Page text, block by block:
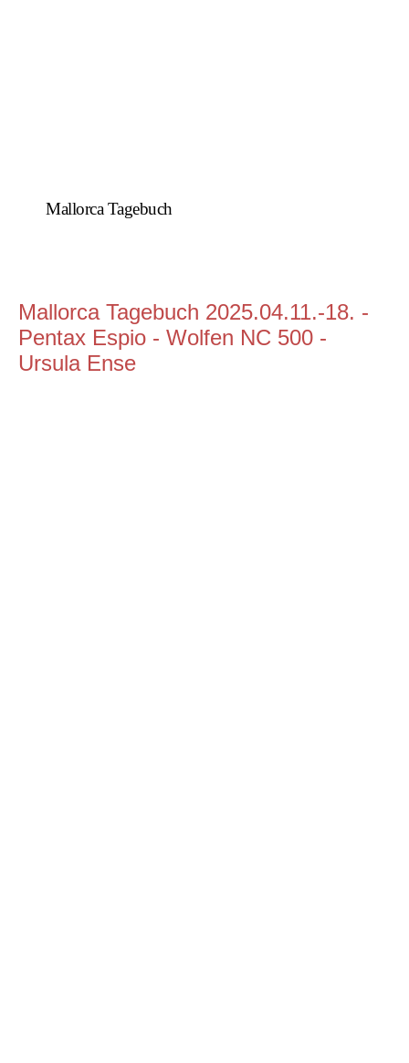
Mallorca Tagebuch
Mallorca Tagebuch 2025.04.11.-18. -
Pentax Espio - Wolfen NC 500 -
Ursula Ense